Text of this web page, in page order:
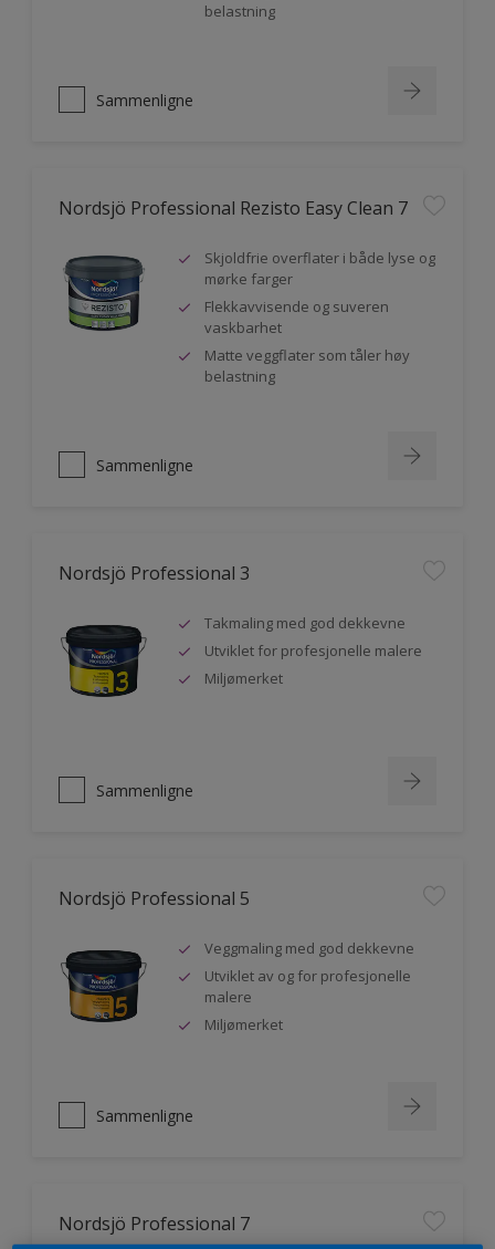
belastning
Sammenligne
Nordsjö Professional Rezisto Easy Clean 7
Skjoldfrie overflater i både lyse og
mørke farger
Flekkavvisende og suveren
vaskbarhet
Matte veggflater som tåler høy
belastning
Sammenligne
Nordsjö Professional 3
Takmaling med god dekkevne
Utviklet for profesjonelle malere
Miljømerket
Sammenligne
Nordsjö Professional 5
Veggmaling med god dekkevne
Utviklet av og for profesjonelle
malere
Miljømerket
Sammenligne
Nordsjö Professional 7